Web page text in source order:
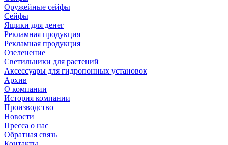
Оружейные сейфы
Сейфы
Ящики для денег
Рекламная продукция
Рекламная продукция
Озеленение
Светильники для растений
Аксессуары для гидропонных установок
Архив
О компании
История компании
Производство
Новости
Пресса о нас
Обратная связь